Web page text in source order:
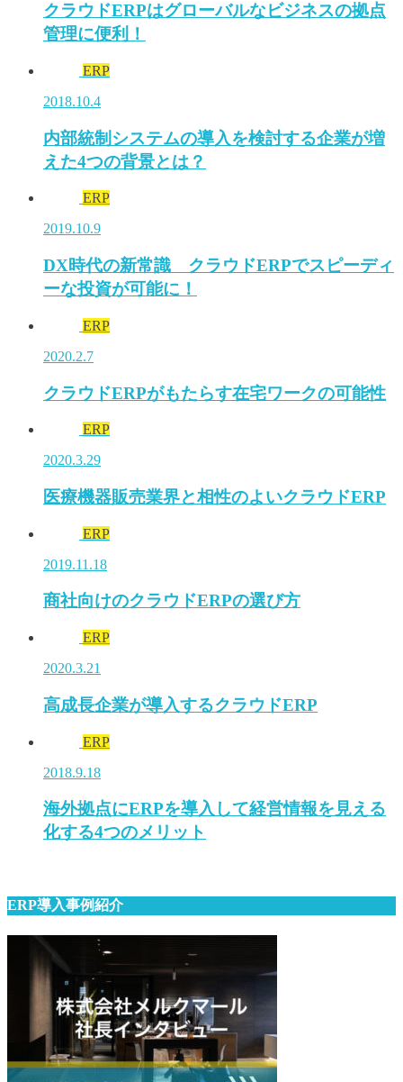
クラウドERPはグローバルなビジネスの拠点
管理に便利！
ERP
2018.10.4
内部統制システムの導入を検討する企業が増
えた4つの背景とは？
ERP
2019.10.9
DX時代の新常識 クラウドERPでスピーディ
ーな投資が可能に！
ERP
2020.2.7
クラウドERPがもたらす在宅ワークの可能性
ERP
2020.3.29
医療機器販売業界と相性のよいクラウドERP
ERP
2019.11.18
商社向けのクラウドERPの選び方
ERP
2020.3.21
高成長企業が導入するクラウドERP
ERP
2018.9.18
海外拠点にERPを導入して経営情報を見える
化する4つのメリット
ERP導入事例紹介